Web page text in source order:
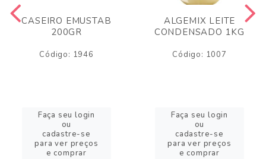
CASEIRO EMUSTAB
200GR
Código: 1946
Faça seu login
ou
cadastre-se
para ver preços
e comprar
ALGEMIX LEITE
CONDENSADO 1KG
Código: 1007
Faça seu login
ou
cadastre-se
para ver preços
e comprar